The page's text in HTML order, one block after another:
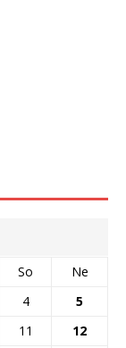
So
Ne
4
5
11
12